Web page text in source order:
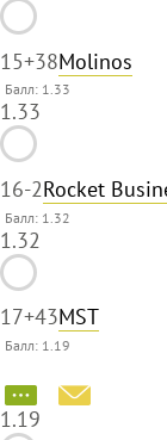
15+38Molinos
Балл: 1.33
1.33
16-2Rocket
Балл: 1.32
1.32
17+43MST
Балл: 1.19
1.19